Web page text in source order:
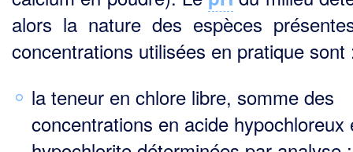
alors la nature des espèces
concentrations utilisées en pratique sont
la teneur en chlore libre, somme des
concentrations en acide hypochloreux